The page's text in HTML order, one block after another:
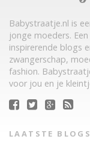
Babystraatje.nl is
jonge moeders.
inspirerende blogs
zwangerschap,
fashion.
voor jou en je
LAATSTE BLOGS